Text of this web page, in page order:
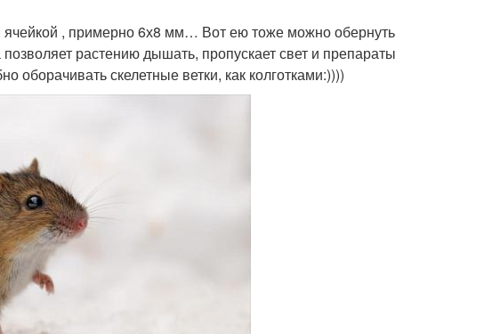
ячейкой , примерно 6х8 мм… Вот ею тоже можно обернуть
растению дышать, пропускает свет и препараты
оборачивать скелетные ветки, как колготками:))))